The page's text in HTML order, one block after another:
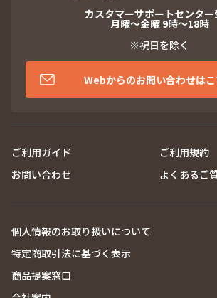
カスタマーサポートセンター
月曜～金曜 9時～18時
※祝日を除く
Webからのお問い合わせはこ
ご利用ガイド
ご利用規約
お問い合わせ
よくあるご
個人情報のお取り扱いについて
特定商取引法に基づく表示
商品提案窓口